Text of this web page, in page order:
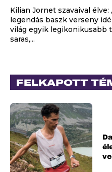
Kilian Jornet szavaival élve:
legendás baszk verseny
világ egyik legikonikusabb
saras,...
FELKAPOTT